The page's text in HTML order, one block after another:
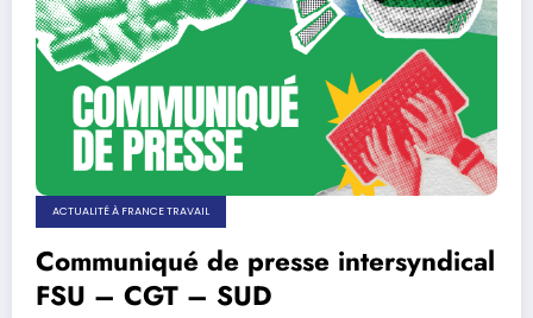
ACTUALITÉ À FRANCE TRAVAIL
Communiqué de presse intersyndical
FSU – CGT – SUD